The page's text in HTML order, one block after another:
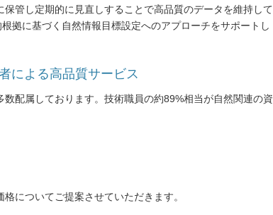
管し定期的に見直しすることで高品質のデータを維持して
拠に基づく自然情報目標設定へのアプローチをサポートし
による高品質サービス
配属しております。技術職員の約89%相当が自然関連の資
についてご提案させていただきます。